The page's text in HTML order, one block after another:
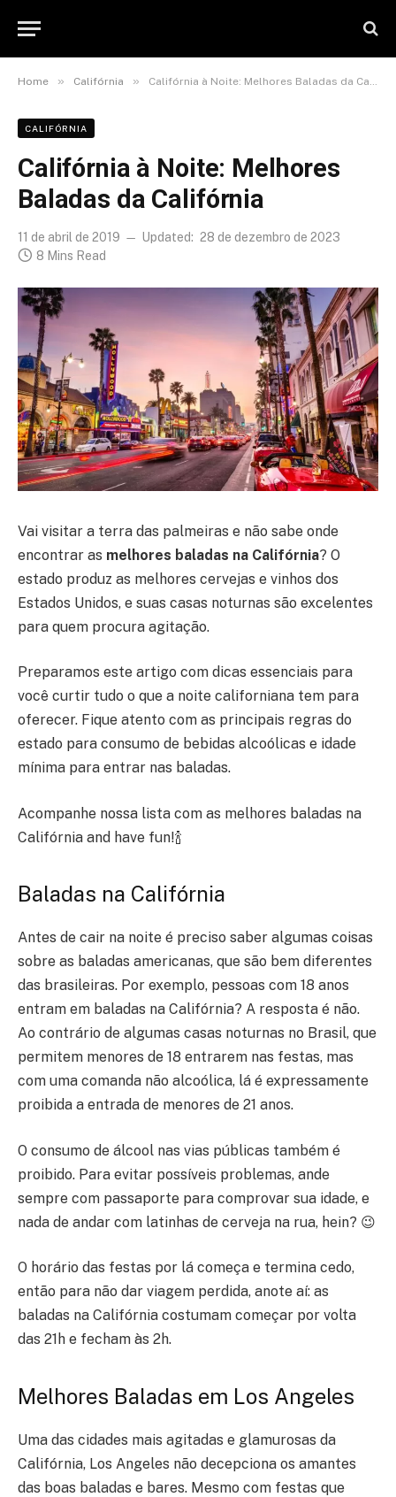
Home » Califórnia » Califórnia à Noite: Melhores Baladas da Califórnia
CALIFÓRNIA
Califórnia à Noite: Melhores
Baladas da Califórnia
11 de abril de 2019 Updated: 28 de dezembro de 2023
8 Mins Read
Vai visitar a terra das palmeiras e não sabe onde
encontrar as melhores baladas na Califórnia? O
estado produz as melhores cervejas e vinhos dos
Estados Unidos, e suas casas noturnas são excelentes
para quem procura agitação.
Preparamos este artigo com dicas essenciais para
você curtir tudo o que a noite californiana tem para
oferecer. Fique atento com as principais regras do
estado para consumo de bebidas alcoólicas e idade
mínima para entrar nas baladas.
Acompanhe nossa lista com as melhores baladas na
Califórnia and have fun!🍾
Baladas na Califórnia
Antes de cair na noite é preciso saber algumas coisas
sobre as baladas americanas, que são bem diferentes
das brasileiras. Por exemplo, pessoas com 18 anos
entram em baladas na Califórnia? A resposta é não.
Ao contrário de algumas casas noturnas no Brasil, que
permitem menores de 18 entrarem nas festas, mas
com uma comanda não alcoólica, lá é expressamente
proibida a entrada de menores de 21 anos.
O consumo de álcool nas vias públicas também é
proibido. Para evitar possíveis problemas, ande
sempre com passaporte para comprovar sua idade, e
nada de andar com latinhas de cerveja na rua, hein? 😉
O horário das festas por lá começa e termina cedo,
então para não dar viagem perdida, anote aí: as
baladas na Califórnia costumam começar por volta
das 21h e fecham às 2h.
Melhores Baladas em Los Angeles
Uma das cidades mais agitadas e glamurosas da
Califórnia, Los Angeles não decepciona os amantes
das boas baladas e bares. Mesmo com festas que